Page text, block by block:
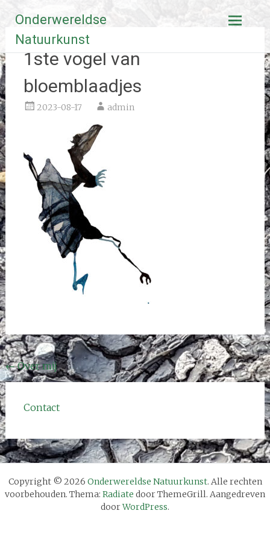
naar
inhoud
Onderwereldse
Natuurkunst
1ste vogel van
bloemblaadjes
2023-08-17 admin
Bericht
navigatie
←Over mij
Contact
Copyright © 2026 Onderwereldse Natuurkunst. Alle rechten
voorbehouden. Thema: Radiate door ThemeGrill. Aangedreven
doorWordPress.